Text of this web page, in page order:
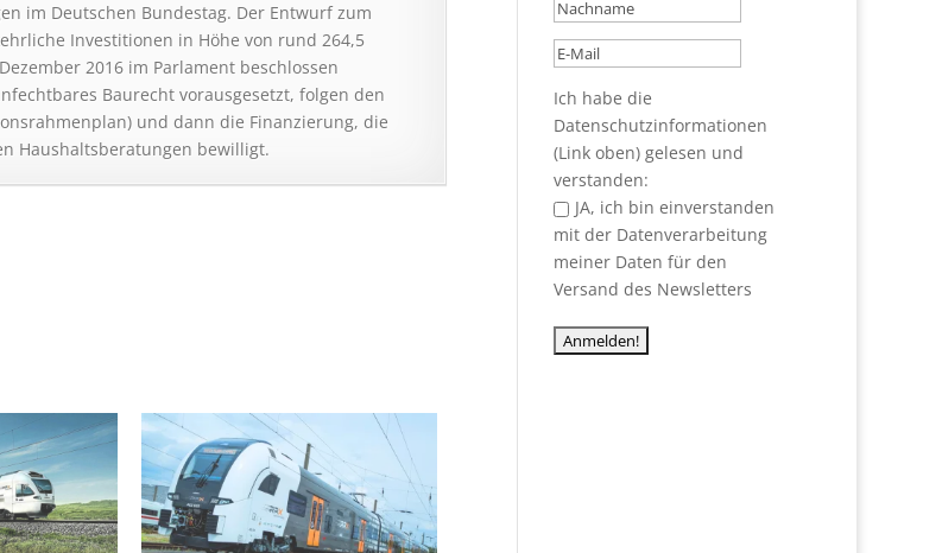
im Deutschen Bundestag. Der Entwurf zum
Investitionen in Höhe von rund 264,5
2016 im Parlament beschlossen
Baurecht vorausgesetzt, folgen den
und dann die Finanzierung, die
Haushaltsberatungen bewilligt.
Ich habe die
Datenschutzinformationen
(Link oben) gelesen und
verstanden:
JA, ich bin einverstanden
mit der Datenverarbeitung
meiner Daten für den
Versand des Newsletters